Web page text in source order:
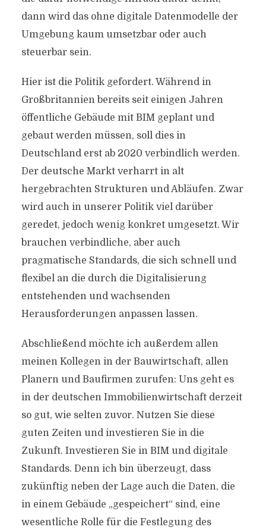
dann wird das ohne digitale Datenmodelle der
Umgebung kaum umsetzbar oder auch
steuerbar sein.
Hier ist die Politik gefordert. Während in
Großbritannien bereits seit einigen Jahren
öffentliche Gebäude mit BIM geplant und
gebaut werden müssen, soll dies in
Deutschland erst ab 2020 verbindlich werden.
Der deutsche Markt verharrt in alt
hergebrachten Strukturen und Abläufen. Zwar
wird auch in unserer Politik viel darüber
geredet, jedoch wenig konkret umgesetzt. Wir
brauchen verbindliche, aber auch
pragmatische Standards, die sich schnell und
flexibel an die durch die Digitalisierung
entstehenden und wachsenden
Herausforderungen anpassen lassen.
Abschließend möchte ich außerdem allen
meinen Kollegen in der Bauwirtschaft, allen
Planern und Baufirmen zurufen: Uns geht es
in der deutschen Immobilienwirtschaft derzeit
so gut, wie selten zuvor. Nutzen Sie diese
guten Zeiten und investieren Sie in die
Zukunft. Investieren Sie in BIM und digitale
Standards. Denn ich bin überzeugt, dass
zukünftig neben der Lage auch die Daten, die
in einem Gebäude „gespeichert“ sind, eine
wesentliche Rolle für die Festlegung des